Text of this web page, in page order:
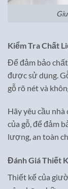
Kiểm Tra Chất
Để đảm bảo
được sử dụng.
gỗ rõ nét và
Hãy yêu cầu
của gỗ, để đảm
lượng, an toàn
Đánh Giá Thiết
Thiết kế của